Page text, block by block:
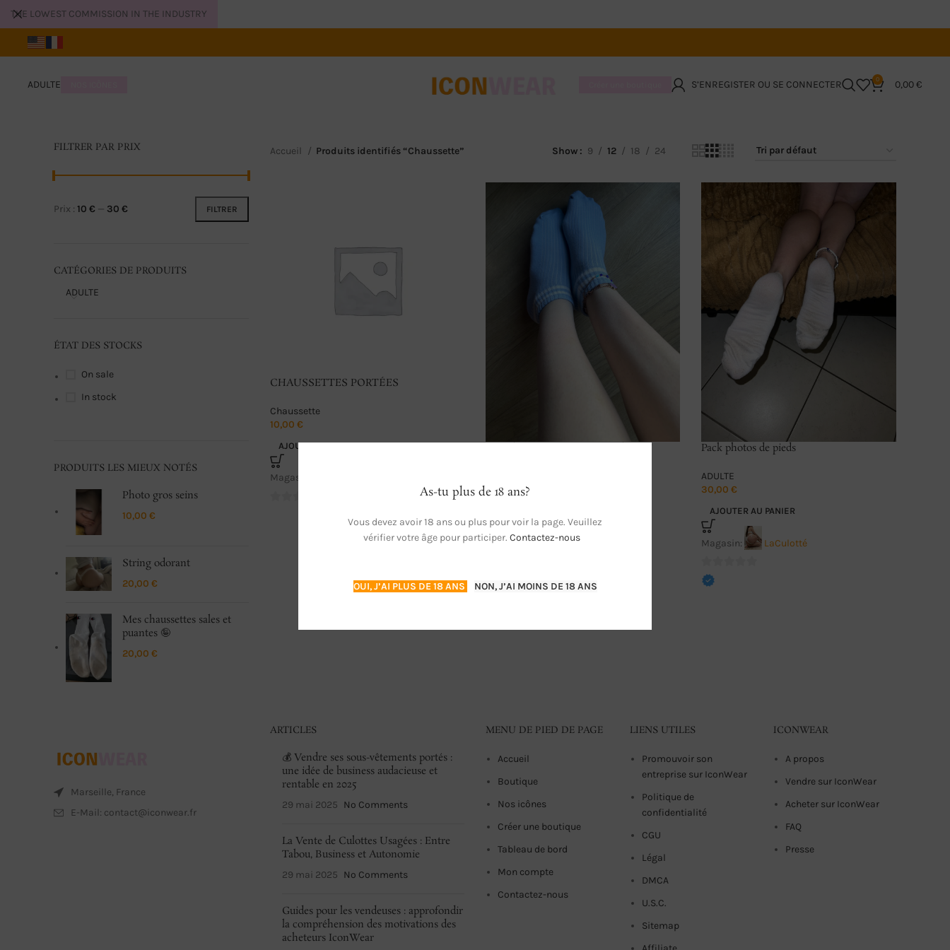
As-tu plus de 18 ans?
Vous devez avoir 18 ans ou plus pour voir la page. Veuillez
vérifier votre âge pour participer. Contactez-nous
OUI, J’AI PLUS DE 18 ANS NON, J’AI MOINS DE 18 ANS
ADULTE S’ENREGISTER OU SE CONNECTER 0 0,00€
FILTRER PAR PRIX
FILTRER
Prix : 10 € 30 €
CATÉGORIES DE PRODUITS
ADULTE
ÉTAT DES STOCKS
On sale
In stock
PRODUITS LES MIEUX NOTÉS
Photo gros seins
10,00 €
String odorant
20,00 €
Mes chaussettes sales et
puantes 🤪
20,00 €
Accueil Produits identifiés “Chaussette” Show 9 12 18 24
CHAUSSETTES PORTÉES
Chaussette
10,00 €
AJOUTER AU PANIER
Magasin:
30,00€
Magasin: LaCulotté
sur
Pack photos de pieds
ADULTE
30,00€
AJOUTER AU PANIER
Magasin: LaCulotté
0
Marseille, France
E-Mail: contact@iconwear.fr
ARTICLES
💰 Vendre ses sous-vêtements portés :
une idée de business audacieuse et
rentable en 2025
29 mai 2025 No Comments
La Vente de Culottes Usagées : Entre
Tabou, Business et Autonomie
29 mai 2025 No Comments
Guides pour les vendeuses : approfondir
la compréhension des motivations des
acheteurs IconWear
MENU DE PIED DE PAGE
Accueil
Boutique
Nos icônes
Créer une boutique
Tableau de bord
Mon compte
Contactez-nous
LIENS UTILES
Promouvoir son
entreprise sur IconWear
Politique de
confidentialité
CGU
Légal
DMCA
U.S.C.
Sitemap
ICONWEAR
A propos
Vendre sur IconWear
Acheter sur IconWear
FAQ
Presse
THE LOWEST COMMISSION IN THE INDUSTRY